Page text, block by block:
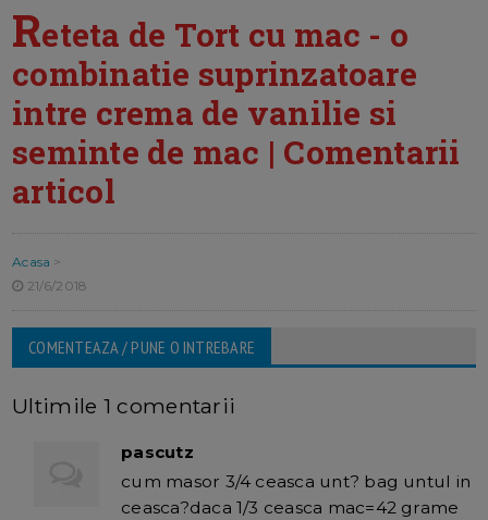
Reteta de Tort cu mac - o
combinatie suprinzatoare
intre crema de vanilie si
seminte de mac | Comentarii
articol
Acasa >
21/6/2018
COMENTEAZA / PUNE O INTREBARE
Ultimile 1 comentarii
pascutz
cum masor 3/4 ceasca unt? bag untul in
ceasca?daca 1/3 ceasca mac=42 grame